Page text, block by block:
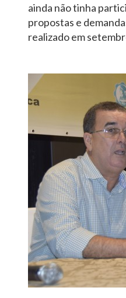
ainda não tinha
propostas e
realizado em